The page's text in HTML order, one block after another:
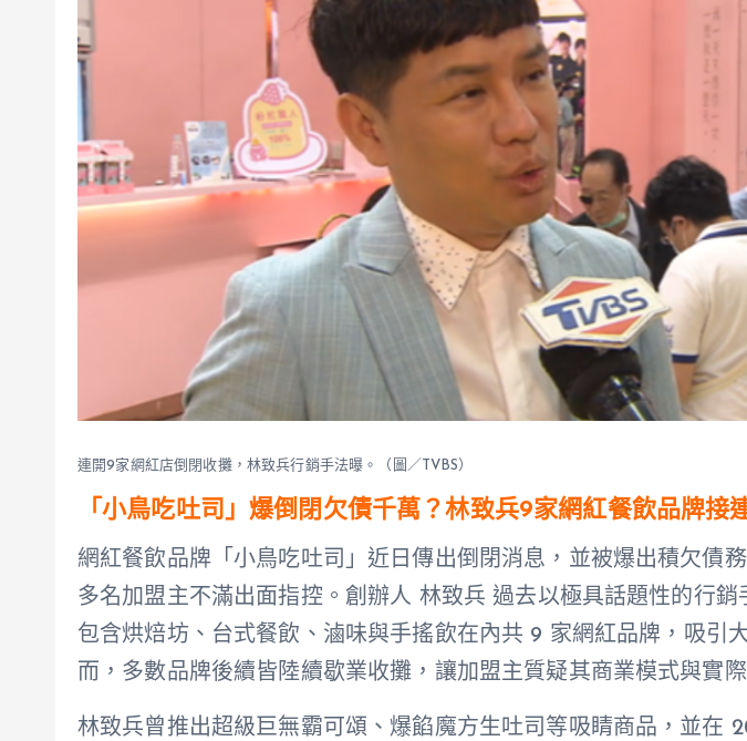
連開9家網紅店倒閉收攤，林致兵行銷手法曝。（圖／TVBS）
「小鳥吃吐司」爆倒閉欠債千萬？林致兵9家網紅餐飲品牌接
網紅餐飲品牌「小鳥吃吐司」近日傳出倒閉消息，並被爆出積欠債
多名加盟主不滿出面指控。創辦人 林致兵 過去以極具話題性的行銷
包含烘焙坊、台式餐飲、滷味與手搖飲在內共 9 家網紅品牌，吸引
而，多數品牌後續皆陸續歇業收攤，讓加盟主質疑其商業模式與實際
林致兵曾推出超級巨無霸可頌、爆餡魔方生吐司等吸睛商品，並在